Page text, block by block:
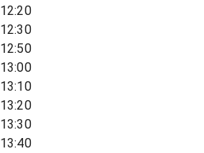
12:20
12:30
12:50
13:00
13:10
13:20
13:30
13:40